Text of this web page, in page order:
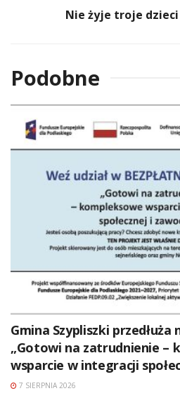
Nie żyje troje dzieci
Podobne
Gmina Szypliszki
„Gotowi na zatrudnienie –
wsparcie w integracji
7 SIERPNIA 2026